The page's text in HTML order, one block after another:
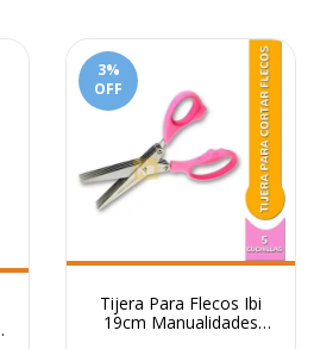
3%
OFF
Tijera Para Flecos Ibi
19cm Manualidades